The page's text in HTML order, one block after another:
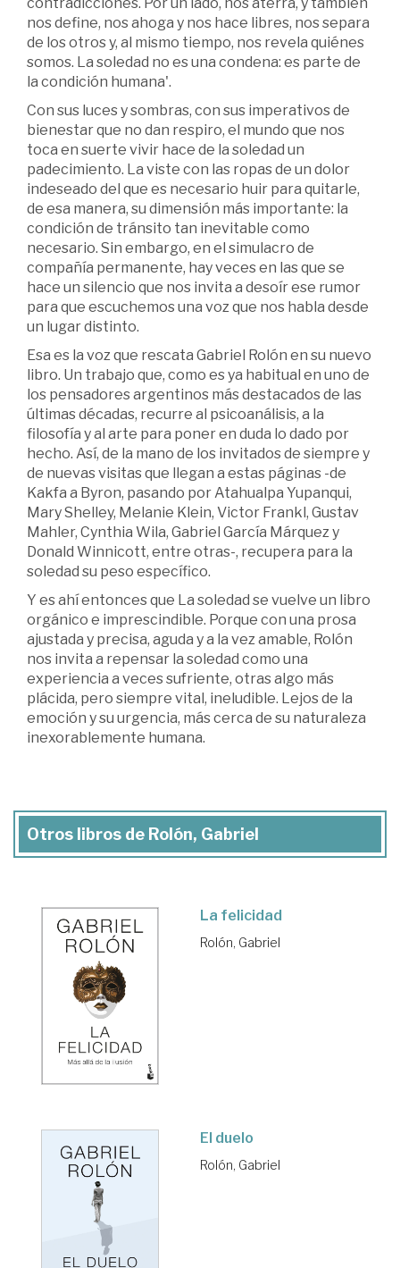
contradicciones. Por un lado, nos aterra, y también
nos define, nos ahoga y nos hace libres, nos separa
de los otros y, al mismo tiempo, nos revela quiénes
somos. La soledad no es una condena: es parte de
la condición humana'.
Con sus luces y sombras, con sus imperativos de
bienestar que no dan respiro, el mundo que nos
toca en suerte vivir hace de la soledad un
padecimiento. La viste con las ropas de un dolor
indeseado del que es necesario huir para quitarle,
de esa manera, su dimensión más importante: la
condición de tránsito tan inevitable como
necesario. Sin embargo, en el simulacro de
compañía permanente, hay veces en las que se
hace un silencio que nos invita a desoír ese rumor
para que escuchemos una voz que nos habla desde
un lugar distinto.
Esa es la voz que rescata Gabriel Rolón en su nuevo
libro. Un trabajo que, como es ya habitual en uno de
los pensadores argentinos más destacados de las
últimas décadas, recurre al psicoanálisis, a la
filosofía y al arte para poner en duda lo dado por
hecho. Así, de la mano de los invitados de siempre y
de nuevas visitas que llegan a estas páginas -de
Kakfa a Byron, pasando por Atahualpa Yupanqui,
Mary Shelley, Melanie Klein, Victor Frankl, Gustav
Mahler, Cynthia Wila, Gabriel García Márquez y
Donald Winnicott, entre otras-, recupera para la
soledad su peso específico.
Y es ahí entonces que La soledad se vuelve un libro
orgánico e imprescindible. Porque con una prosa
ajustada y precisa, aguda y a la vez amable, Rolón
nos invita a repensar la soledad como una
experiencia a veces sufriente, otras algo más
plácida, pero siempre vital, ineludible. Lejos de la
emoción y su urgencia, más cerca de su naturaleza
inexorablemente humana.
Otros libros de Rolón, Gabriel
La felicidad
Rolón, Gabriel
El duelo
Rolón, Gabriel